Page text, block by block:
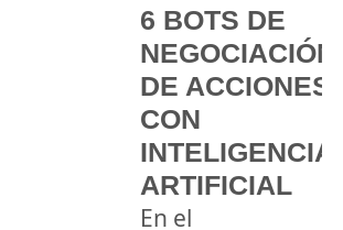
6 BOTS DE
NEGOCIACIÓN
DE ACCIONES
CON
INTELIGENCIA
ARTIFICIAL
En el